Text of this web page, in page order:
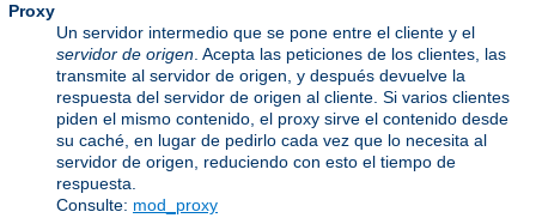
Proxy
Un servidor intermedio que se pone entre el cliente y el
servidor de origen . Acepta las peticiones de los clientes, las
transmite al servidor de origen, y después devuelve la
respuesta del servidor de origen al cliente. Si varios clientes
piden el mismo contenido, el proxy sirve el contenido desde
su caché, en lugar de pedirlo cada vez que lo necesita al
servidor de origen, reduciendo con esto el tiempo de
respuesta.
Consulte: mod_proxy